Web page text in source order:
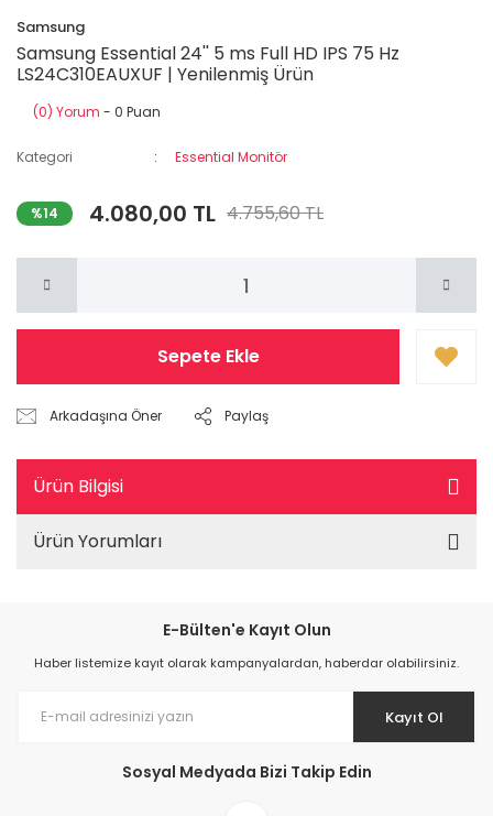
Samsung
Samsung Essential 24'' 5 ms Full HD IPS 75 Hz
LS24C310EAUXUF | Yenilenmiş Ürün
(0) Yorum - 0 Puan
Kategori Essential Monitör
%14 4.080,00 TL 4.755,60 TL
Sepete Ekle
Arkadaşına Öner Paylaş
Ürün Bilgisi
Ürün Yorumları
E-Bülten'e Kayıt Olun
Haber listemize kayıt olarak kampanyalardan, haberdar olabilirsiniz.
Kayıt Ol
Sosyal Medyada Bizi Takip Edin